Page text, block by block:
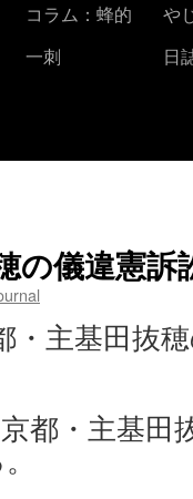
コラム：蜂的
一刺
や
日
の儀違憲訴
・主基田抜
都・主基田